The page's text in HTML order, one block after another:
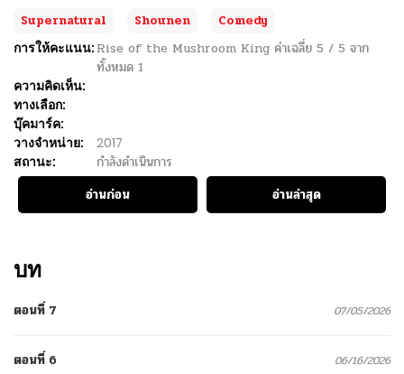
Supernatural
Shounen
Comedy
การให้คะแนน: Rise of the Mushroom King ค่าเฉลี่ย 5 / 5 จาก
ทั้งหมด 1
ความคิดเห็น:
ทางเลือก:
บุ๊คมาร์ค:
วางจำหน่าย:
2017
สถานะ:
กำลังดำเนินการ
อ่านก่อน
อ่านล่าสุด
บท
ตอนที่ 7 07/05/2026
ตอนที่ 6 06/16/2026